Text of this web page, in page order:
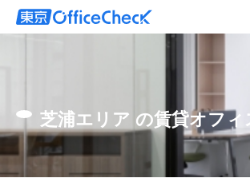
芝浦エリア の賃貸オフ